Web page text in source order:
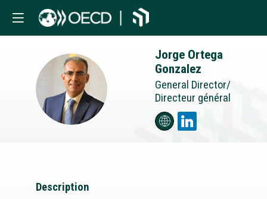
JOG
Jorge Ortega
Gonzalez
General Director/
Directeur général
Description